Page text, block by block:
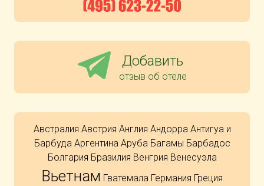
Добавить
отзыв об отеле
Австралия Австрия Англия Андорра Антигуа и
Барбуда Аргентина Аруба Багамы Барбадос
Болгария Бразилия Венгрия Венесуэла
Вьетнам Гватемала Германия Греция